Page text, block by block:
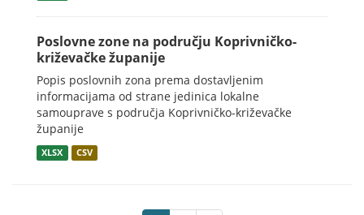
Poslovne zone na području Koprivničko-
križevačke županije
Popis poslovnih zona prema dostavljenim
informacijama od strane jedinica lokalne
samouprave s područja Koprivničko-križevačke
županije
XLSX CSV